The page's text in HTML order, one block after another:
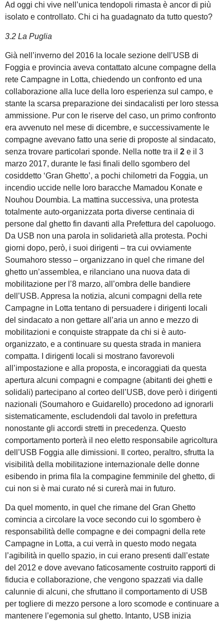
Ad oggi chi vive nell’unica tendopoli rimasta è ancor di più
isolato e controllato. Chi ci ha guadagnato da tutto questo?
3.2 La Puglia
Già nell’inverno del 2016 la locale sezione dell’USB di
Foggia e provincia aveva contattato alcune compagne della
rete Campagne in Lotta, chiedendo un confronto ed una
collaborazione alla luce della loro esperienza sul campo, e
stante la scarsa preparazione dei sindacalisti per loro stessa
ammissione. Pur con le riserve del caso, un primo confronto
era avvenuto nel mese di dicembre, e successivamente le
compagne avevano fatto una serie di proposte al sindacato,
senza trovare particolari sponde. Nella notte tra il 2 e il 3
marzo 2017, durante le fasi finali dello sgombero del
cosiddetto ‘Gran Ghetto’, a pochi chilometri da Foggia, un
incendio uccide nelle loro baracche Mamadou Konate e
Nouhou Doumbia. La mattina successiva, una protesta
totalmente auto-organizzata porta diverse centinaia di
persone dal ghetto fin davanti alla Prefettura del capoluogo.
Da USB non una parola in solidarietà alla protesta. Pochi
giorni dopo, però, i suoi dirigenti – tra cui ovviamente
Soumahoro stesso – organizzano in quel che rimane del
ghetto un’assemblea, e rilanciano una nuova data di
mobilitazione per l’8 marzo, all’ombra delle bandiere
dell’USB. Appresa la notizia, alcuni compagni della rete
Campagne in Lotta tentano di persuadere i dirigenti locali
del sindacato a non gettare all’aria un anno e mezzo di
mobilitazioni e conquiste strappate da chi si è auto-
organizzato, e a continuare su questa strada in maniera
compatta. I dirigenti locali si mostrano favorevoli
all’impostazione e alla proposta, e incoraggiati da questa
apertura alcuni compagni e compagne (abitanti dei ghetti e
solidali) partecipano al corteo dell’USB, dove però i dirigenti
nazionali (Soumahoro e Guidarello) procedono ad ignorarli
sistematicamente, escludendoli dal tavolo in prefettura
nonostante gli accordi stretti in precedenza. Questo
comportamento porterà il neo eletto responsabile agricoltura
dell’USB Foggia alle dimissioni. Il corteo, peraltro, sfrutta la
visibilità della mobilitazione internazionale delle donne
esibendo in prima fila la compagine femminile del ghetto, di
cui non si è mai curato né si curerà mai in futuro.
Da quel momento, in quel che rimane del Gran Ghetto
comincia a circolare la voce secondo cui lo sgombero è
responsabilità delle compagne e dei compagni della rete
Campagne in Lotta, a cui verrà in questo modo negata
l’agibilità in quello spazio, in cui erano presenti dall’estate
del 2012 e dove avevano faticosamente costruito rapporti di
fiducia e collaborazione, che vengono spazzati via dalle
calunnie di alcuni, che sfruttano il comportamento di USB
per togliere di mezzo persone a loro scomode e continuare a
mantenere l’egemonia sul ghetto. Intanto, USB inizia